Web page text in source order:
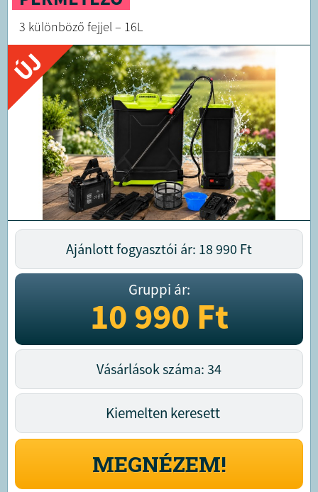
3 különböző fejjel – 16L
ÚJ
Ajánlott fogyasztói ár: 18 990 Ft
Gruppi ár:
10 990Ft
Vásárlások száma: 34
Kiemelten keresett
MEGNÉZEM!